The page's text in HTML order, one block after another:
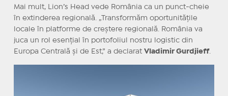
Mai mult, Lion’s Head vede România ca un punct-cheie
în extinderea regională. „Transformăm oportunitățile
locale în platforme de creștere regională. România va
juca un rol esențial în portofoliul nostru logistic din
Europa Centrală și de Est,” a declarat Vladimir Gurdjieff.